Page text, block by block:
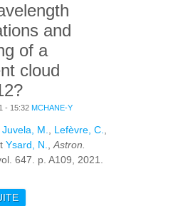
and
of a
cloud
- 15:32 MCHANE-Y
Juvela, M. Lefèvre, C.
Ysard, N.
Astron.
647. p. A109, 2021.
DE MULTI-